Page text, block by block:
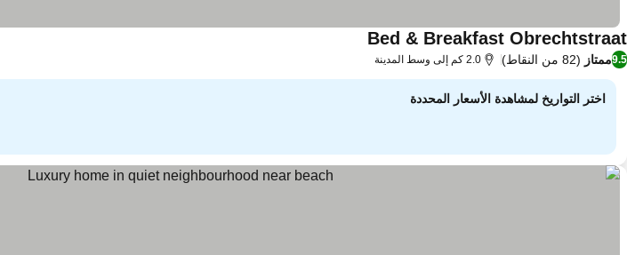
Bed & Breakfast Obrechtstraat
9.5ممتاز (82 من النقاط) 2.0 كم إلى وسط المدينة
اختر التواريخ لمشاهدة الأسعار المحددة